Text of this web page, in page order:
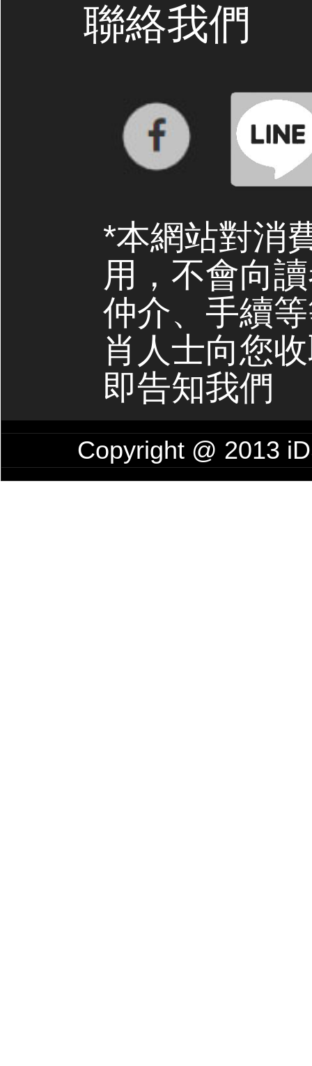
聯絡我們
*本網站對消
用，不會向
仲介、手續
肖人士向您
即告知我們
Copyright @ 2013